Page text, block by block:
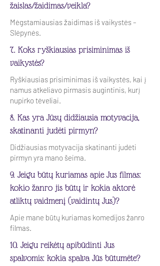
žaislas/žaidimas/veikla?
Mėgstamiausias žaidimas iš vaikystės –
Slėpynės.
7. Koks ryškiausias prisiminimas iš
vaikystės?
Ryškiausias prisiminimas iš vaikystės, kai į
namus atkeliavo pirmasis augintinis, kurį
nupirko tėveliai.
8. Kas yra Jūsų didžiausia motyvacija,
skatinanti judėti pirmyn?
Didžiausias motyvacija skatinanti judėti
pirmyn yra mano šeima.
9. Jeigu būtų kuriamas apie Jus filmas:
kokio žanro jis būtų ir kokia aktorė
atliktų vaidmenį (vaidintų Jus)?
Apie mane būtų kuriamas komedijos žanro
filmas.
10. Jeigu reikėtų apibūdinti Jus
spalvomis: kokia spalva Jūs būtumėte?